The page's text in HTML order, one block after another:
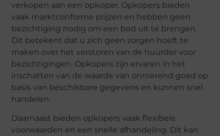
verkopen aan een opkoper. Opkopers bieden
vaak marktconforme prijzen en hebben geen
bezichtiging nodig om een bod uit te brengen.
Dit betekent dat u zich geen zorgen hoeft te
maken over het verstoren van de huurder voor
bezichtigingen. Opkopers zijn ervaren in het
inschatten van de waarde van onroerend goed op
basis van beschikbare gegevens en kunnen snel
handelen.
Daarnaast bieden opkopers vaak flexibele
voorwaarden en een snelle afhandeling. Dit kan